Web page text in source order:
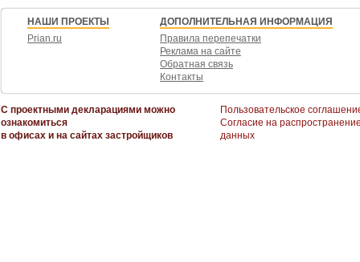
НАШИ ПРОЕКТЫ
Prian.ru
ДОПОЛНИТЕЛЬНАЯ ИНФОРМАЦИЯ
Правила перепечатки
Реклама на сайте
Обратная связь
Контакты
С проектными декларациями можно
ознакомиться
в офисах и на сайтах застройщиков
Пользовательское
Согласие на
данных